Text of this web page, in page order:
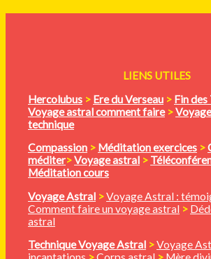
LIENS UTILES
Hercolubus > Ere du Verseau > Fin des
Voyage astral comment faire >
technique
Compassion > Méditationexercices >
méditer>Voyage astral >
Méditation cours
Voyage Astral >Voyage Astral :
Comment faire un voyage astral >
astral
Technique Voyage Astral >Voyage